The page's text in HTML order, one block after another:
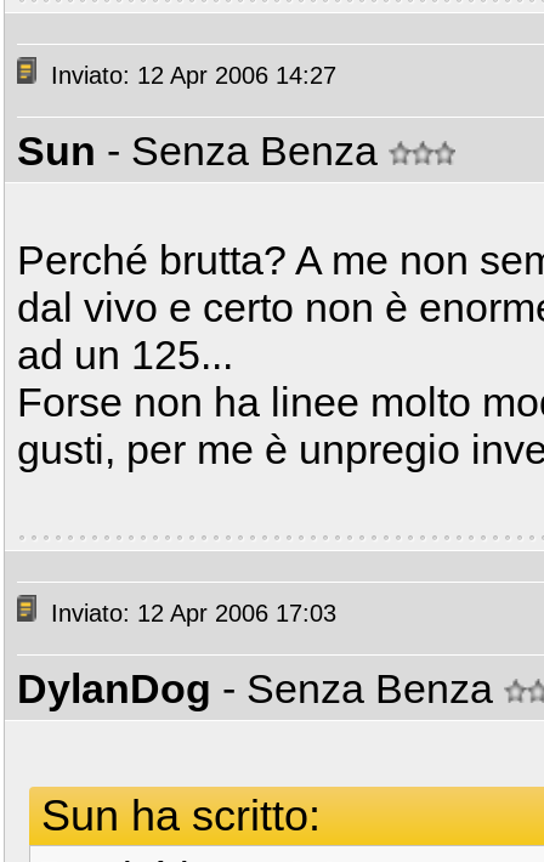
Inviato: 12 Apr 2006 14:27
Sun - Senza Benza
Perché brutta? A me non
dal vivo e certo non è
ad un 125...
Forse non ha linee molto
gusti, per me è unpregio
Inviato: 12 Apr 2006 17:03
DylanDog - Senza Benza
Sun ha scritto: